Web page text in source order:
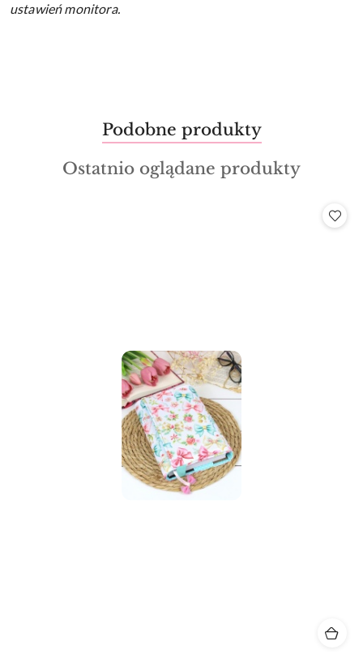
ustawień monitora.
Pomiń karuzelę produktów
Produkty
o
statusie:
Podobne produkty
Produkty
Ostatnio oglądane produkty